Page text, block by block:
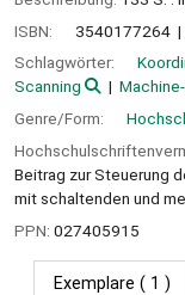
ISBN:
3540177264
Schlagwörter:
Scanning
Genre/Form:
Beitrag zur Steuerung
mit schaltenden und
PPN: 027405915
Exemplare ( 1 )